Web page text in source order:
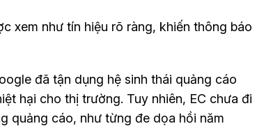
xem như tín hiệu rõ ràng, khiến thông báo
đã tận dụng hệ sinh thái quảng cáo
hại cho thị trường. Tuy nhiên, EC chưa đi
quảng cáo, như từng đe dọa hồi năm